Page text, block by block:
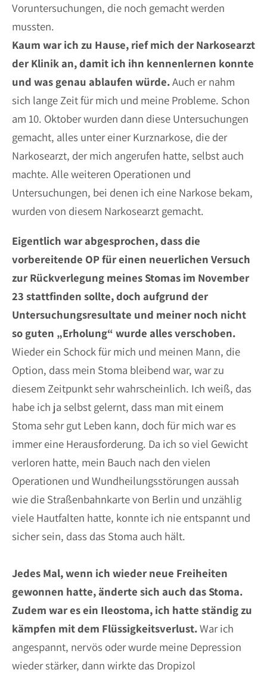
Voruntersuchungen, die noch gemacht werden
mussten.
Kaum war ich zu Hause, rief mich der Narkosearzt
der Klinik an, damit ich ihn kennenlernen konnte
und was genau ablaufen würde.Auch er nahm
sich lange Zeit für mich und meine Probleme. Schon
am 10. Oktober wurden dann diese Untersuchungen
gemacht, alles unter einer Kurznarkose, die der
Narkosearzt, der mich angerufen hatte, selbst auch
machte. Alle weiteren Operationen und
Untersuchungen, bei denen ich eine Narkose bekam,
wurden von diesem Narkosearzt gemacht.
Eigentlich war abgesprochen, dass die
vorbereitende OP für einen neuerlichen Versuch
zur Rückverlegung meines Stomas im November
23 stattfinden sollte, doch aufgrund der
Untersuchungsresultate und meiner noch nicht
so guten „Erholung“ wurde alles verschoben.
Wieder ein Schock für mich und meinen Mann, die
Option, dass mein Stoma bleibend war, war zu
diesem Zeitpunkt sehr wahrscheinlich. Ich weiß, das
habe ich ja selbst gelernt, dass man mit einem
Stoma sehr gut Leben kann, doch für mich war es
immer eine Herausforderung. Da ich so viel Gewicht
verloren hatte, mein Bauch nach den vielen
Operationen und Wundheilungsstörungen aussah
wie die Straßenbahnkarte von Berlin und unzählig
viele Hautfalten hatte, konnte ich nie entspannt und
sicher sein, dass das Stoma auch hält.
Jedes Mal, wenn ich wieder neue Freiheiten
gewonnen hatte, änderte sich auch das Stoma.
Zudem war es ein Ileostoma, ich hatte ständig zu
kämpfen mit dem Flüssigkeitsverlust.War ich
angespannt, nervös oder wurde meine Depression
wieder stärker, dann wirkte das Dropizol